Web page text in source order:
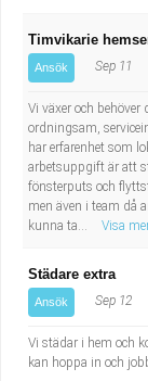
Timvikarie
Ansök Sep 11
Vi växer och behöver
ordningsam,
har erfarenhet som
arbetsuppgift är att
fönsterputs och
men även i team då
kunna ta...
Visa
Städare extra
Ansök Sep 12
Vi städar i hem och
kan hoppa in och